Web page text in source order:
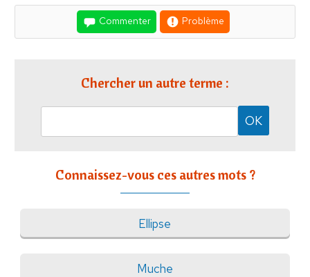
Commenter Problème
Chercher un autre terme :
Connaissez-vous ces autres mots ?
Ellipse
Muche